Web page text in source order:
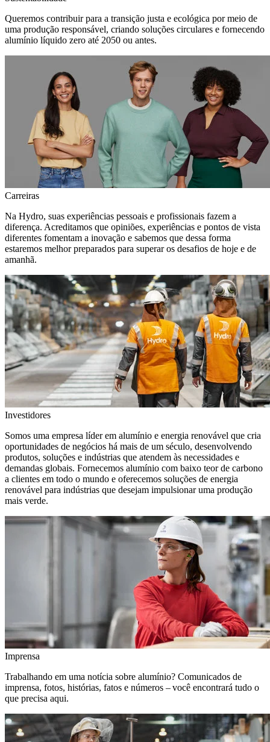
Queremos contribuir para a transição justa e ecológica por meio de
uma produção responsável, criando soluções circulares e fornecendo
alumínio líquido zero até 2050 ou antes.
Carreiras
Na Hydro, suas experiências pessoais e profissionais fazem a
diferença. Acreditamos que opiniões, experiências e pontos de vista
diferentes fomentam a inovação e sabemos que dessa forma
estaremos melhor preparados para superar os desafios de hoje e de
amanhã.
Investidores
Somos uma empresa líder em alumínio e energia renovável que cria
oportunidades de negócios há mais de um século, desenvolvendo
produtos, soluções e indústrias que atendem às necessidades e
demandas globais. Fornecemos alumínio com baixo teor de carbono
a clientes em todo o mundo e oferecemos soluções de energia
renovável para indústrias que desejam impulsionar uma produção
mais verde.
Imprensa
Trabalhando em uma notícia sobre alumínio? Comunicados de
imprensa, fotos, histórias, fatos e números – você encontrará tudo o
que precisa aqui.